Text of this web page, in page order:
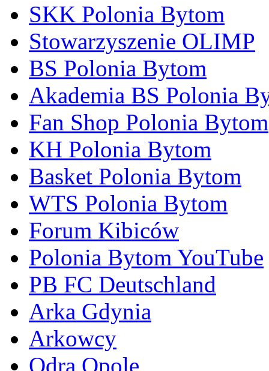
SKK Polonia Bytom
Stowarzyszenie OLIMP
BS Polonia Bytom
Akademia BS Polonia
Fan Shop Polonia Bytom
KH Polonia Bytom
Basket Polonia Bytom
WTS Polonia Bytom
Forum Kibiców
Polonia Bytom YouTube
PB FC Deutschland
Arka Gdynia
Arkowcy
Odra Opole